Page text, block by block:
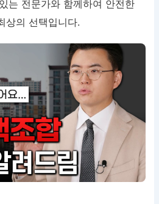
는 전문가와 함께하여 안전한
상의 선택입니다.